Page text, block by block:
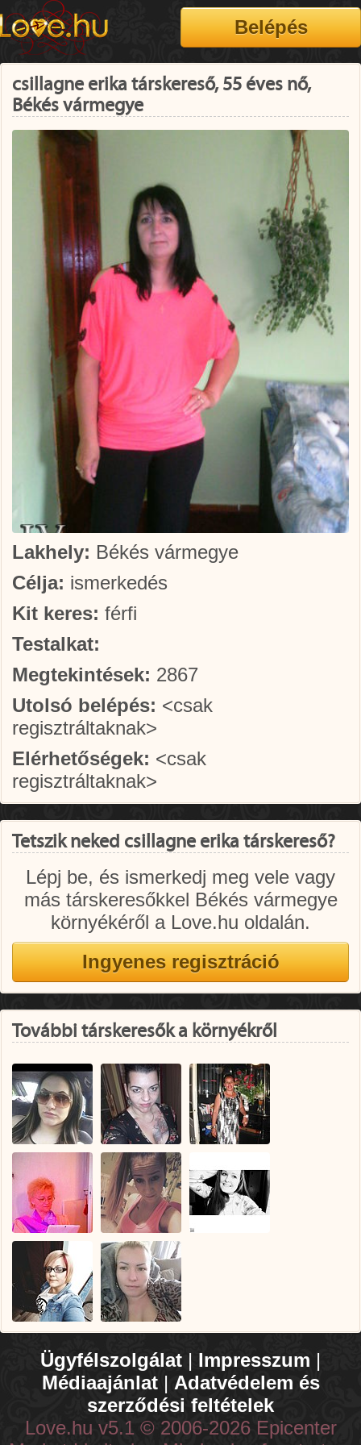
csillagne erika társkereső, 55 éves nő,
Békés vármegye
Lakhely: Békés vármegye
Célja: ismerkedés
Kit keres: férfi
Testalkat:
Megtekintések: 2867
Utolsó belépés: <csak
regisztráltaknak>
Elérhetőségek: <csak
regisztráltaknak>
Tetszik neked csillagne erika társkereső?
Lépj be, és ismerkedj meg vele vagy
más társkeresőkkel Békés vármegye
környékéről a Love.hu oldalán.
További társkeresők a környékről
Ügyfélszolgálat | Impresszum |
Médiaajánlat| Adatvédelem és
szerződési feltételek
Love.hu v5.1 © 2006-2026 Epicenter